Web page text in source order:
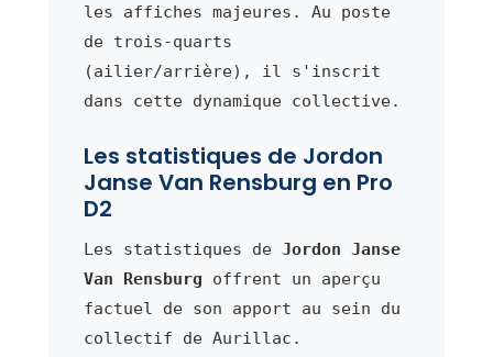
les affiches majeures. Au poste
de trois-quarts
(ailier/arrière), il s'inscrit
dans cette dynamique collective.
Les statistiques de Jordon
Janse Van Rensburg en Pro
D2
Les statistiques de Jordon Janse
Van Rensburg offrent un aperçu
factuel de son apport au sein du
collectif de Aurillac.